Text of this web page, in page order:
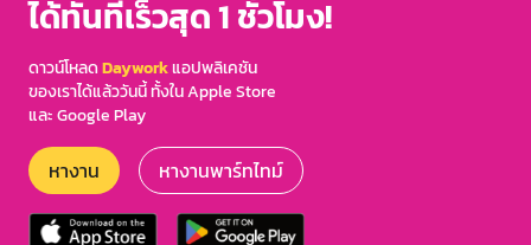
ได้ทันทีเร็วสุด 1 ชั่วโมง!
ดาวน์โหลดDayworkแอปพลิเคชัน
ของเราได้แล้ววันนี้ ทั้งใน Apple Store
และ Google Play
หางาน หางานพาร์ทไทม์